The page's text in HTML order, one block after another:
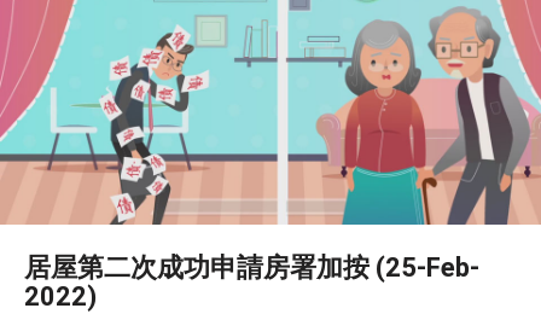
居屋第二次成功申請房署加按 (25-Feb-
2022)